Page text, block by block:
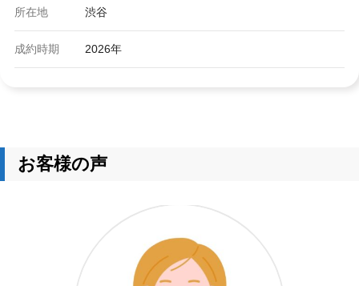
所在地 渋谷
成約時期 2026年
お客様の声